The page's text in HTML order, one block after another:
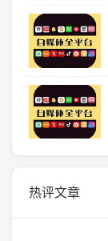
热评文章